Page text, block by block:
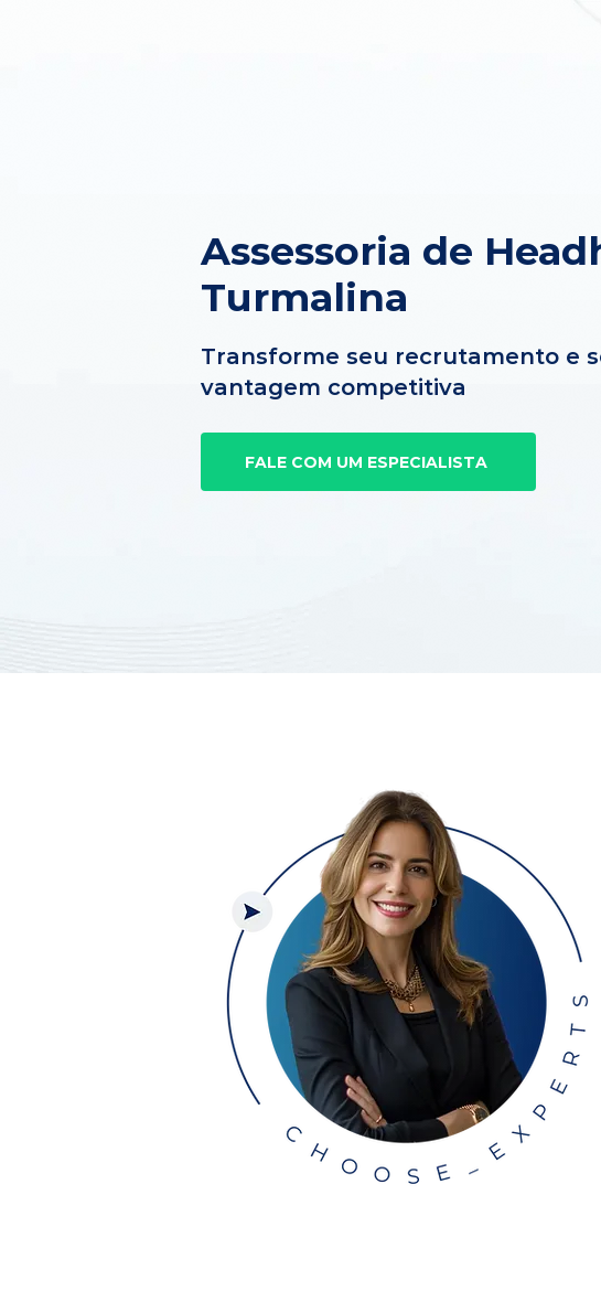
Assessoria de
Turmalina
Transforme seu recrutamento e
vantagem competitiva
FALE COM UM ESPECIALISTA